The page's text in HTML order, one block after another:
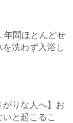
年間ほとんどせ
を洗わず入浴し
がりな人へ】お
と起こるこ